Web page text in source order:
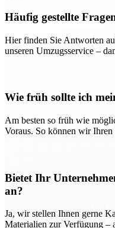
Häufig gestellte
Hier finden Sie Antworten
unseren Umzugsservice –
Wie früh sollte ich
Am besten so früh wie
Voraus. So können wir
Bietet Ihr
an?
Ja, wir stellen Ihnen gerne
Materialien zur Verfügung –